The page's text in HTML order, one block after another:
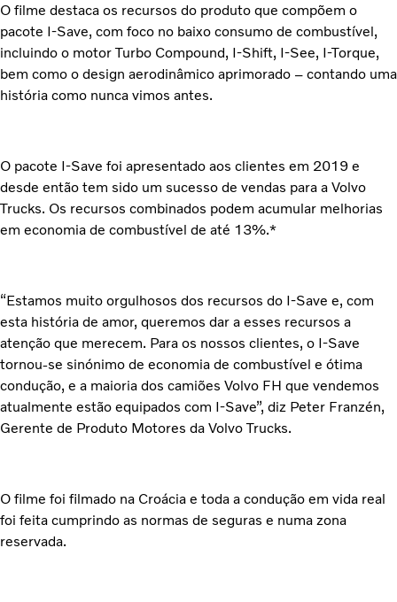
O filme destaca os recursos do produto que compõem o
pacote I-Save, com foco no baixo consumo de combustível,
incluindo o motor Turbo Compound, I-Shift, I-See, I-Torque,
bem como o design aerodinâmico aprimorado – contando uma
história como nunca vimos antes.
O pacote I-Save foi apresentado aos clientes em 2019 e
desde então tem sido um sucesso de vendas para a Volvo
Trucks. Os recursos combinados podem acumular melhorias
em economia de combustível de até 13%.*
“Estamos muito orgulhosos dos recursos do I-Save e, com
esta história de amor, queremos dar a esses recursos a
atenção que merecem. Para os nossos clientes, o I-Save
tornou-se sinónimo de economia de combustível e ótima
condução, e a maioria dos camiões Volvo FH que vendemos
atualmente estão equipados com I-Save”, diz Peter Franzén,
Gerente de Produto Motores da Volvo Trucks.
O filme foi filmado na Croácia e toda a condução em vida real
foi feita cumprindo as normas de seguras e numa zona
reservada.